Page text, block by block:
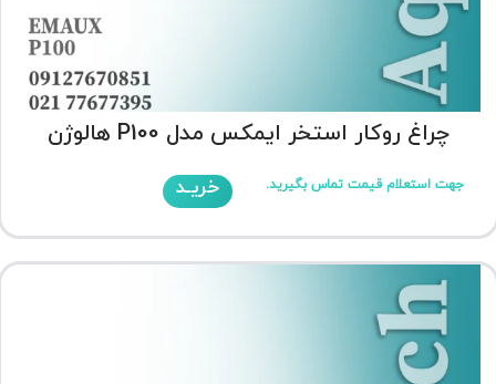
چراغ روکار استخر ایمکس مدل P100 هالوژن
جهت استعلام قیمت تماس بگیرید. خریـد